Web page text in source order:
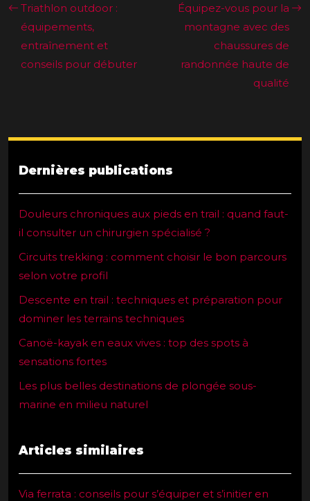
Triathlon outdoor :
équipements,
entraînement et
conseils pour débuter
Équipez-vous pour la
montagne avec des
chaussures de
randonnée haute de
qualité
Dernières publications
Douleurs chroniques aux pieds en trail : quand faut-
il consulter un chirurgien spécialisé ?
Circuits trekking : comment choisir le bon parcours
selon votre profil
Descente en trail : techniques et préparation pour
dominer les terrains techniques
Canoë-kayak en eaux vives : top des spots à
sensations fortes
Les plus belles destinations de plongée sous-
marine en milieu naturel
Articles similaires
Via ferrata : conseils pour s’équiper et s’initier en